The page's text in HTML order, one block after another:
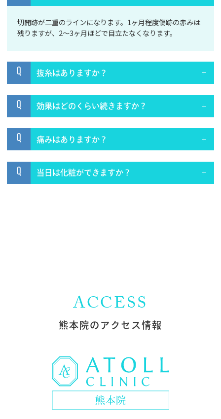
切開跡が二重のラインになります。1ヶ月程度傷跡の赤みは
残りますが、2～3ヶ月ほどで目立たなくなります。
Q 抜糸はありますか？
Q 効果はどのくらい続きますか？
Q 痛みはありますか？
Q 当日は化粧ができますか？
ACCESS
熊本院の アクセス情報